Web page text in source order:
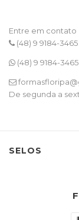
Entre em contato
(48) 9 9184-3465
(48) 9 9184-3465
De segunda a
SELOS